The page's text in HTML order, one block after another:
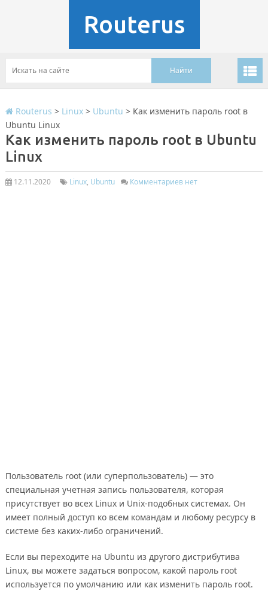
Routerus
Routerus > Linux> Ubuntu > Как изменить пароль root в
Ubuntu Linux
Как изменить пароль root в Ubuntu
Linux
12.11.2020 Linux, Ubuntu Комментариев нет
Пользователь root (или суперпользователь) — это
специальная учетная запись пользователя, которая
присутствует во всех Linux и Unix-подобных системах. Он
имеет полный доступ ко всем командам и любому ресурсу в
системе без каких-либо ограничений.
Если вы переходите на Ubuntu из другого дистрибутива
Linux, вы можете задаться вопросом, какой пароль root
используется по умолчанию или как изменить пароль root.